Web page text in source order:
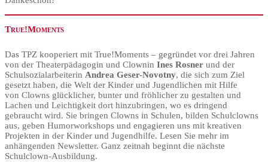
True!Moments
Das TPZ kooperiert mit True!Moments – gegründet vor drei Jahren
von der Theaterpädagogin und Clownin Ines Rosner und der
Schulsozialarbeiterin Andrea Geser-Novotny, die sich zum Ziel
gesetzt haben, die Welt der Kinder und Jugendlichen mit Hilfe
von Clowns glücklicher, bunter und fröhlicher zu gestalten und
Lachen und Leichtigkeit dort hinzubringen, wo es dringend
gebraucht wird. Sie bringen Clowns in Schulen, bilden Schulclowns
aus, geben Humorworkshops und engagieren uns mit kreativen
Projekten in der Kinder und Jugendhilfe. Lesen Sie mehr im
anhängenden Newsletter. Ganz zeitnah beginnt die nächste
Schulclown-Ausbildung.